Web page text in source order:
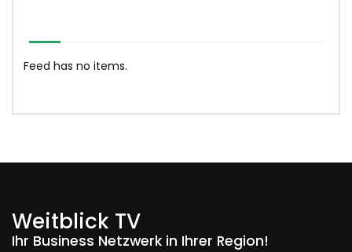
Feed has no items.
Weitblick TV
Ihr Business Netzwerk in Ihrer Region!